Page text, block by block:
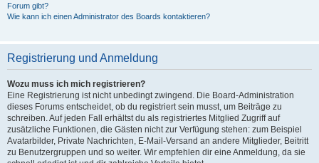
Forum gibt?
Wie kann ich einen Administrator des Boards kontaktieren?
Registrierung und Anmeldung
Wozu muss ich mich registrieren?
Eine Registrierung ist nicht unbedingt zwingend. Die Board-Administration
dieses Forums entscheidet, ob du registriert sein musst, um Beiträge zu
schreiben. Auf jeden Fall erhältst du als registriertes Mitglied Zugriff auf
zusätzliche Funktionen, die Gästen nicht zur Verfügung stehen: zum Beispiel
Avatarbilder, Private Nachrichten, E-Mail-Versand an andere Mitglieder, Beitritt
zu Benutzergruppen und so weiter. Wir empfehlen dir eine Anmeldung, da sie